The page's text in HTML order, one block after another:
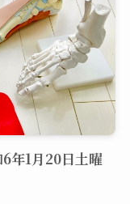
年1月20日土曜